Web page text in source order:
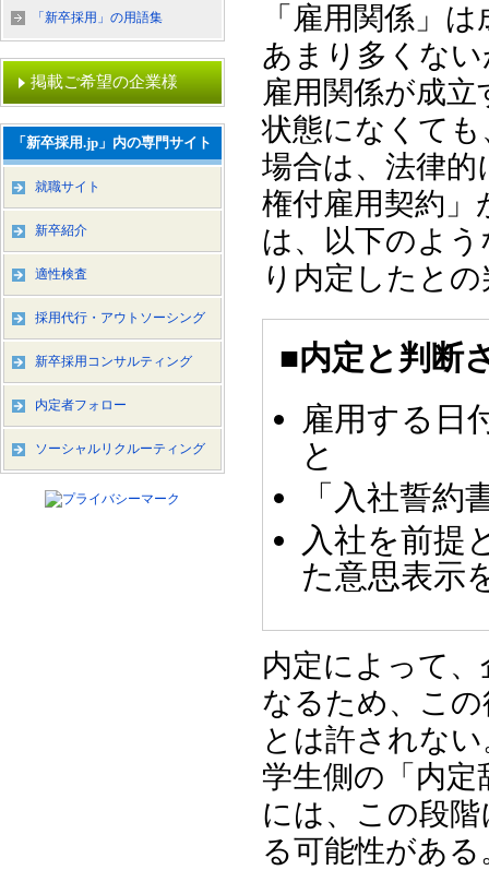
「雇用関係」
あまり多くな
雇用関係が成
状態になくて
場合は、法律的
権付雇用契約
は、以下のよ
り内定したと
■内定と判断
雇用する日
と
「入社誓
入社を前提
た意思表示
内定によって
なるため、こ
とは許されな
学生側の「内
には、この段
る可能性があ
「新卒採用」の用語集
掲載ご希望の企業様
「新卒採用.jp」内の専門サイト
就職サイト
新卒紹介
適性検査
採用代行・アウトソーシング
新卒採用コンサルティング
内定者フォロー
ソーシャルリクルーティング